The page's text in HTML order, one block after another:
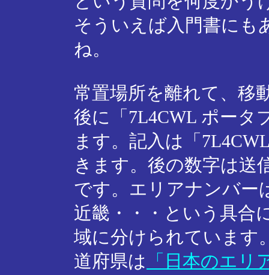
そういえば入門書にも
ね。
常置場所を離れて、移
後に「7L4CWL ポー
ます。記入は「
きます。後の数字は送
です。エリアナンバー
近畿・・・という具合
域に分けられています
道府県は
「日本のエリ